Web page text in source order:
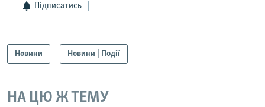
Підписатись
Новини Новини | Події
НА ЦЮ Ж ТЕМУ